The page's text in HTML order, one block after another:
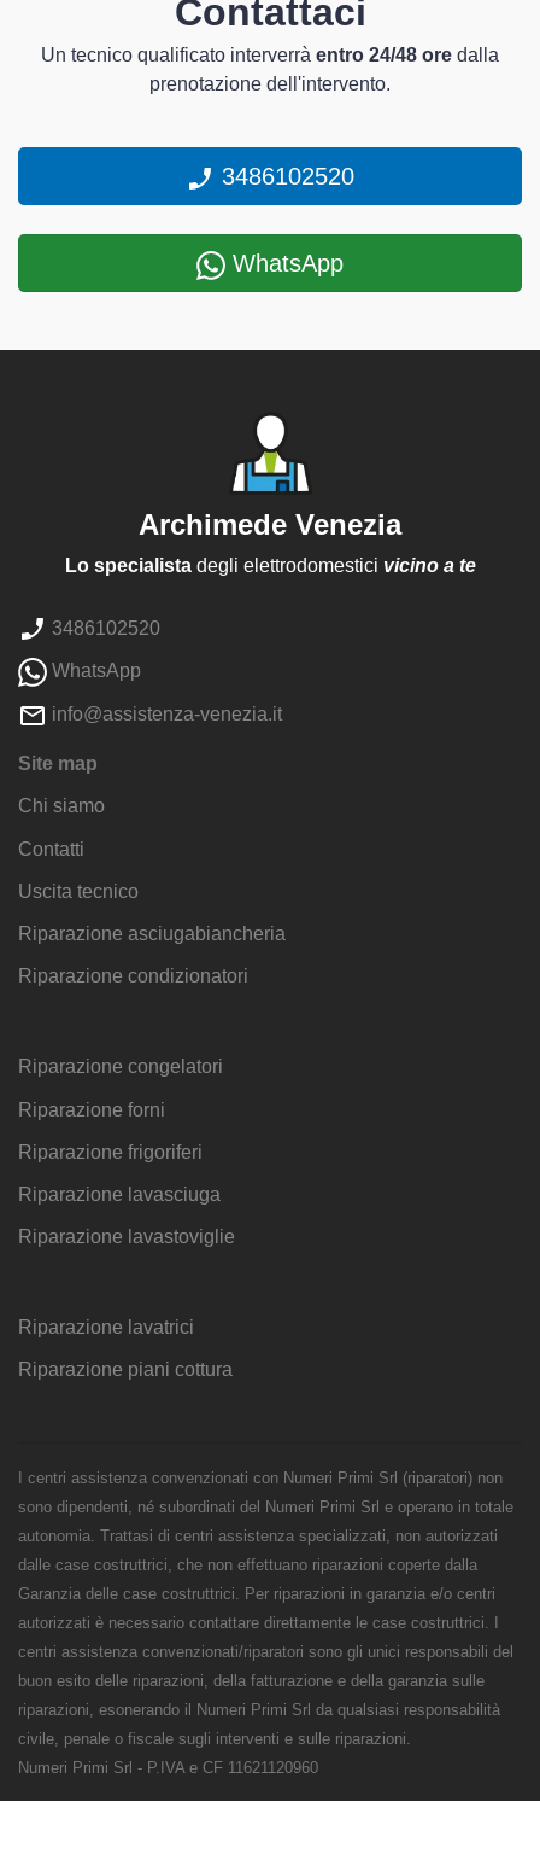
Contattaci
Un tecnico qualificato interverrà entro 24/48 ore dalla
prenotazione dell'intervento.
3486102520
WhatsApp
Archimede Venezia
Lo specialistadegli elettrodomestici vicino a te
3486102520
WhatsApp
info@assistenza-venezia.it
Site map
Chi siamo
Contatti
Uscita tecnico
Riparazione asciugabiancheria
Riparazione condizionatori
Riparazione congelatori
Riparazione forni
Riparazione frigoriferi
Riparazione lavasciuga
Riparazione lavastoviglie
Riparazione lavatrici
Riparazione piani cottura
I centri assistenza convenzionati con Numeri Primi Srl (riparatori) non
sono dipendenti, né subordinati del Numeri Primi Srl e operano in totale
autonomia. Trattasi di centri assistenza specializzati, non autorizzati
dalle case costruttrici, che non effettuano riparazioni coperte dalla
Garanzia delle case costruttrici. Per riparazioni in garanzia e/o centri
autorizzati è necessario contattare direttamente le case costruttrici. I
centri assistenza convenzionati/riparatori sono gli unici responsabili del
buon esito delle riparazioni, della fatturazione e della garanzia sulle
riparazioni, esonerando il Numeri Primi Srl da qualsiasi responsabilità
civile, penale o fiscale sugli interventi e sulle riparazioni.
Numeri Primi Srl - P.IVA e CF 11621120960